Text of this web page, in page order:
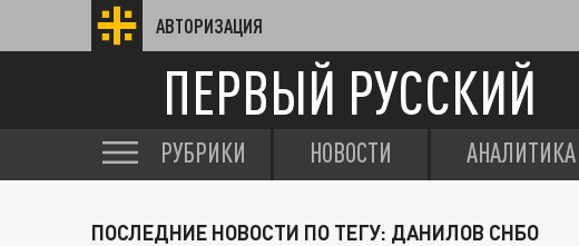
АВТОРИЗАЦИЯ
ПЕРВЫЙ РУССКИЙ
РУБРИКИ НОВОСТИ АНАЛИТИКА
ПОСЛЕДНИЕ НОВОСТИ ПО ТЕГУ: ДАНИЛОВ СНБО